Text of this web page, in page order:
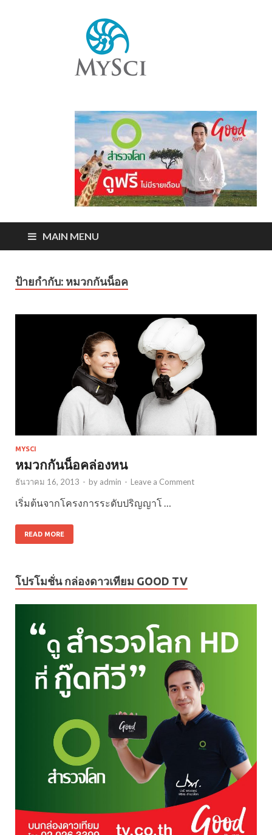
MAIN MENU
ป้ายกำกับ: หมวกกันน็อค
MYSCI
หมวกกันน็อคล่องหน
ธันวาคม 16, 2013 - by admin - Leave a Comment
เริ่มต้นจากโครงการระดับปริญญาโ …
READ MORE
โปรโมชั่น กล่องดาวเทียม GOOD TV